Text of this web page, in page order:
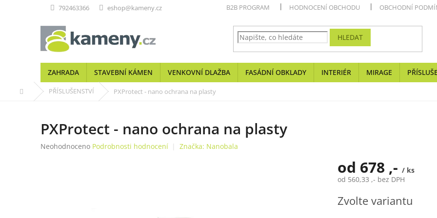
792463366 eshop@kameny.cz B2B PROGRAM HODNOCENÍ OBCHODU OBCHODNÍ
HLEDAT
ZAHRADA STAVEBNÍ KÁMEN VENKOVNÍ DLAŽBA FASÁDNÍ OBKLADY INTERIÉR MIRAGE
Domů PŘÍSLUŠENSTVÍ PXProtect - nano ochrana na plasty
PXProtect - nano ochrana na plasty
Průměrné
Neohodnoceno Podrobnosti hodnocení Značka: Nanobala
od 678 ,- / ks
od 560,33 ,- bez DPH
cena:
Zvolte variantu